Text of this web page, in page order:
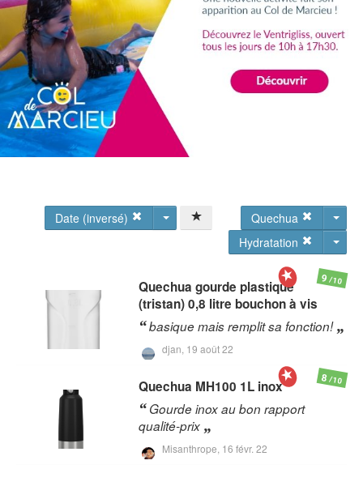
Date (inversé)
Quechua
Hydratation
Quechua gourde plastique
(tristan) 0,8 litre bouchon à vis
basique mais remplit sa fonction!
djan, 19 août 22
9/10
Quechua MH100 1L inox
Gourde inox au bon rapport
qualité-prix
Misanthrope, 16 févr. 22
8/10